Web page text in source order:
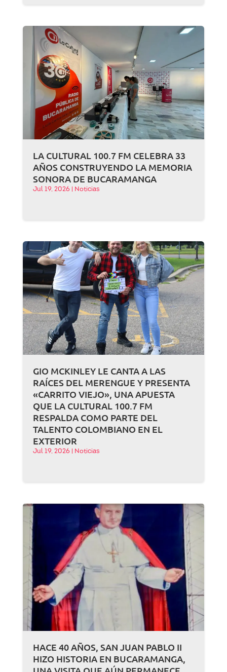
LA CULTURAL 100.7 FM CELEBRA 33
AÑOS CONSTRUYENDO LA MEMORIA
SONORA DE BUCARAMANGA
Jul 19, 2026 Noticias
GIO MCKINLEY LE CANTA A LAS
RAÍCES DEL MERENGUE Y PRESENTA
«CARRITO VIEJO», UNA APUESTA
QUE LA CULTURAL 100.7 FM
RESPALDA COMO PARTE DEL
TALENTO COLOMBIANO EN EL
EXTERIOR
Jul 19, 2026 Noticias
HACE 40 AÑOS, SAN JUAN PABLO II
HIZO HISTORIA EN BUCARAMANGA,